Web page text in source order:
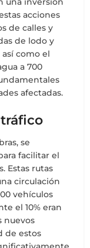
acciones
de calles y
de lodo y
como el
a 700
afectadas.
se
facilitar el
Estas rutas
circulación
vehículos
el 10% eran
nuevos
de estos